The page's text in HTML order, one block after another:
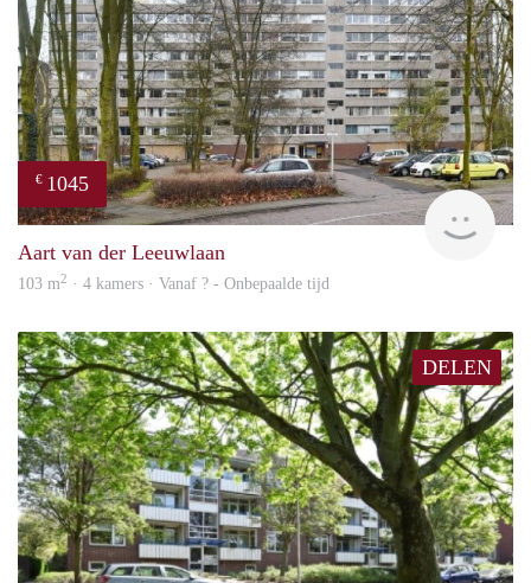
€ 1045
Aart van der Leeuwlaan
103 m2 · 4 kamers · Vanaf ? - Onbepaalde tijd
DELEN